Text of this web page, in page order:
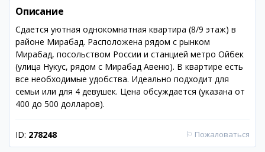
Описание
Сдается уютная однокомнатная квартира (8/9 этаж) в
районе Мирабад. Расположена рядом с рынком
Мирабад, посольством России и станцией метро Ойбек
(улица Нукус, рядом с Мирабад Авеню). В квартире есть
все необходимые удобства. Идеально подходит для
семьи или для 4 девушек. Цена обсуждается (указана от
400 до 500 долларов).
ID: 278248 ⚐ Пожаловаться